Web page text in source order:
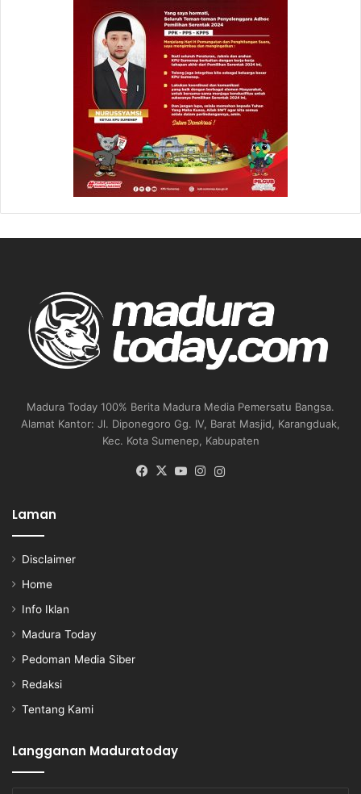
Madura Today 100% Berita Madura Media Pemersatu Bangsa.
Alamat Kantor: Jl. Diponegoro Gg. IV, Barat Masjid, Karangduak,
Kec. Kota Sumenep, Kabupaten
Facebook
X YouTubeInstagram
Laman
Disclaimer
Home
Info Iklan
Madura Today
Pedoman Media Siber
Redaksi
Tentang Kami
Langganan Maduratoday